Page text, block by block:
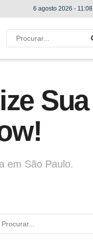
6 agosto 2026 - 11:08
Sua
em São Paulo.